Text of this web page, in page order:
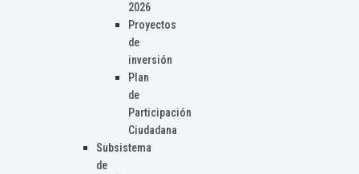
2026
Proyectos
de
inversión
Plan
de
Participación
Ciudadana
Subsistema
de